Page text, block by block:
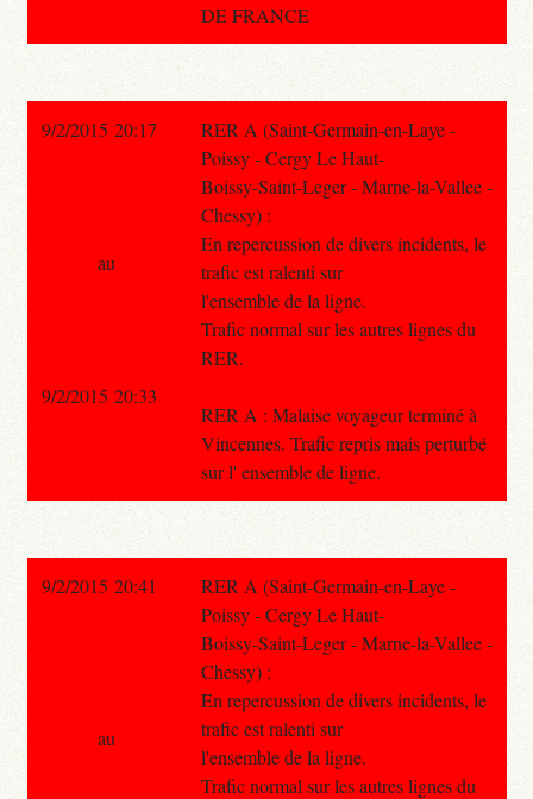
DE FRANCE
9/2/2015 20:17
RER A (Saint-Germain-en-Laye -
Poissy - Cergy Le Haut-
Boissy-Saint-Leger - Marne-la-Vallee -
Chessy) :
En repercussion de divers incidents, le
trafic est ralenti sur
l'ensemble de la ligne.
Trafic normal sur les autres lignes du
RER.
RER A : Malaise voyageur terminé à
Vincennes. Trafic repris mais perturbé
sur l' ensemble de ligne.
au
9/2/2015 20:33
9/2/2015 20:41
RER A (Saint-Germain-en-Laye -
Poissy - Cergy Le Haut-
Boissy-Saint-Leger - Marne-la-Vallee -
Chessy) :
En repercussion de divers incidents, le
trafic est ralenti sur
l'ensemble de la ligne.
Trafic normal sur les autres lignes du
au